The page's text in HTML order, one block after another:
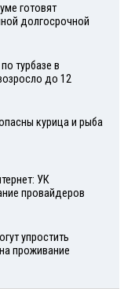
готовят
долгосрочной
турбазе в
до 12
курица и рыба
УК
провайдеров
упростить
проживание